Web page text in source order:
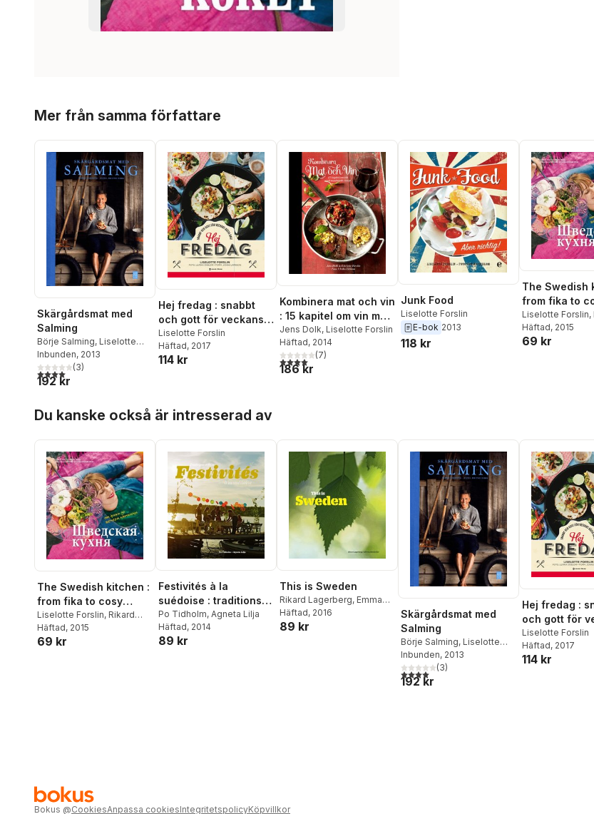
Mer från samma författare
Skärgårdsmat med
Salming
Börje Salming, Liselotte
Forslin,Mia Gahne
Inbunden, 2013
4,0utav 5 stjärnor. Totalt antal röster:
(3)
192 kr
Hej fredag : snabbt
och gott för veckans
bästa dag!
Liselotte Forslin
Häftad, 2017
114 kr
Kombinera mat och vin
: 15 kapitel om vin med
matchande recept
Jens Dolk, Liselotte Forslin
Häftad, 2014
4,0utav 5 stjärnor. Totalt antal röster:
(7)
186 kr
Junk Food
Liselotte Forslin
E-bok 2013
118 kr
The Swedish
from fika to
Friday (ryska)
Liselotte Forslin,
Lagerberg
Häftad, 2015
69 kr
Du kanske också är intresserad av
The Swedish kitchen :
from fika to cosy
Friday (ryska)
Liselotte Forslin, Rikard
Lagerberg
Häftad, 2015
69 kr
Festivités à la
suédoise : traditions
et fêtes
Po Tidholm, Agneta Lilja
Häftad, 2014
89 kr
This is Sweden
Rikard Lagerberg, Emma
Randecker
Häftad, 2016
89 kr
Skärgårdsmat med
Salming
Börje Salming, Liselotte
Forslin,Mia Gahne
Inbunden, 2013
4,0utav 5 stjärnor. Totalt antal röster:
(3)
192 kr
Hej fredag :
och gott för
bästa dag!
Liselotte Forslin
Häftad, 2017
114 kr
Bokus @CookiesAnpassa cookiesIntegritetspolicyKöpvillkor